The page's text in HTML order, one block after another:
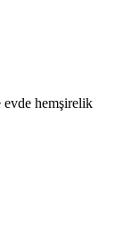
evde hemşirelik